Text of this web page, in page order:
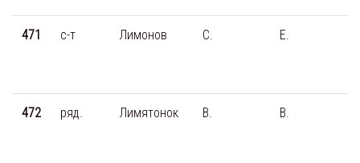
471 с-т Лимонов С. Е.
472 ряд. Лимятонок В. В.